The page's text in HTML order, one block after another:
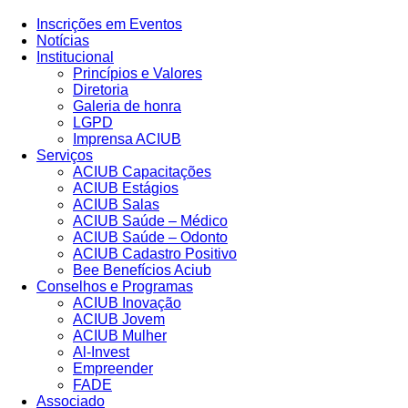
Inscrições em Eventos
Notícias
Institucional
Princípios e Valores​
Diretoria
Galeria de honra
LGPD
Imprensa ACIUB
Serviços
ACIUB Capacitações
ACIUB Estágios
ACIUB Salas
ACIUB Saúde – Médico
ACIUB Saúde – Odonto
ACIUB Cadastro Positivo
Bee Benefícios Aciub
Conselhos e Programas
ACIUB Inovação
ACIUB Jovem
ACIUB Mulher
Al-Invest
Empreender
FADE
Associado